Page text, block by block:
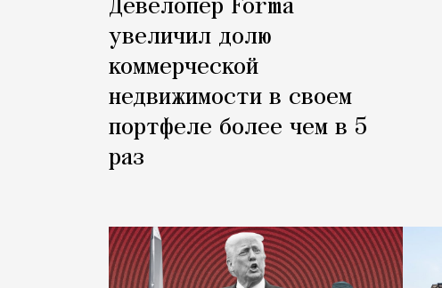
Девелопер Forma
увеличил долю
коммерческой
недвижимости в своем
портфеле более чем в 5
раз